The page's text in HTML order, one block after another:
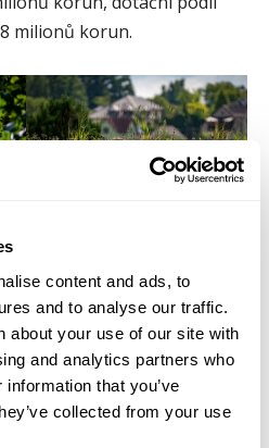
content and ads, to
and to analyse our traffic.
about your use of our site with
and analytics partners who
that you’ve
collected from your use
milionů korun.